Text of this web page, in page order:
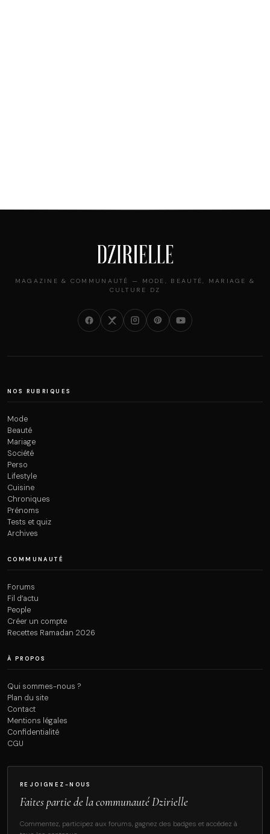
MAGAZINE & COMMUNAUTÉ — MODE, BEAUTÉ, MARIAGE &
CULTURE DZ
NOS RUBRIQUES
Mode
Beauté
Mariage
Société
Perso
Lifestyle
Cuisine
Chroniques
Prénoms
Tests et quiz
Archives
COMMUNAUTÉ
Forums
Fil d’actu
People
Créer un compte
Recettes Ramadan 2026
À PROPOS
Qui sommes-nous ?
Plan du site
Contact
Mentions légales
Confidentialité
CGU
REJOIGNEZ-NOUS
Faites partie de la communauté Dzirielle
Commentez, participez aux forums, gagnez des badges et accédez à